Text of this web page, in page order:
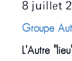
8 juillet
Groupe
L'Autre